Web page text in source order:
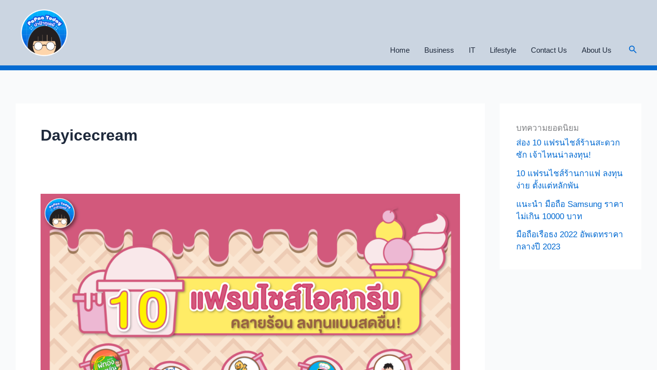
content
Home Business IT Lifestyle Contact Us About Us Search
Dayicecream
แฟ
รน
ไอศกรีม
คลาย
ลงทุน
บทความยอดนิยม
ส่อง 10 แฟรนไชส์ร้านสะดวก
ซัก เจ้าไหนน่าลงทุน!
10 แฟรนไชส์ร้านกาแฟ ลงทุน
ง่าย ตั้งแต่หลักพัน
แนะนำ มือถือ Samsung ราคา
ไม่เกิน 10000 บาท
มือถือเรือธง 2022 อัพเดทราคา
กลางปี 2023